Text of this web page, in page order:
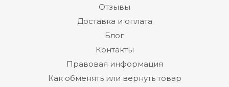
Отзывы
Доставка и оплата
Блог
Контакты
Правовая информация
Как обменять или вернуть товар